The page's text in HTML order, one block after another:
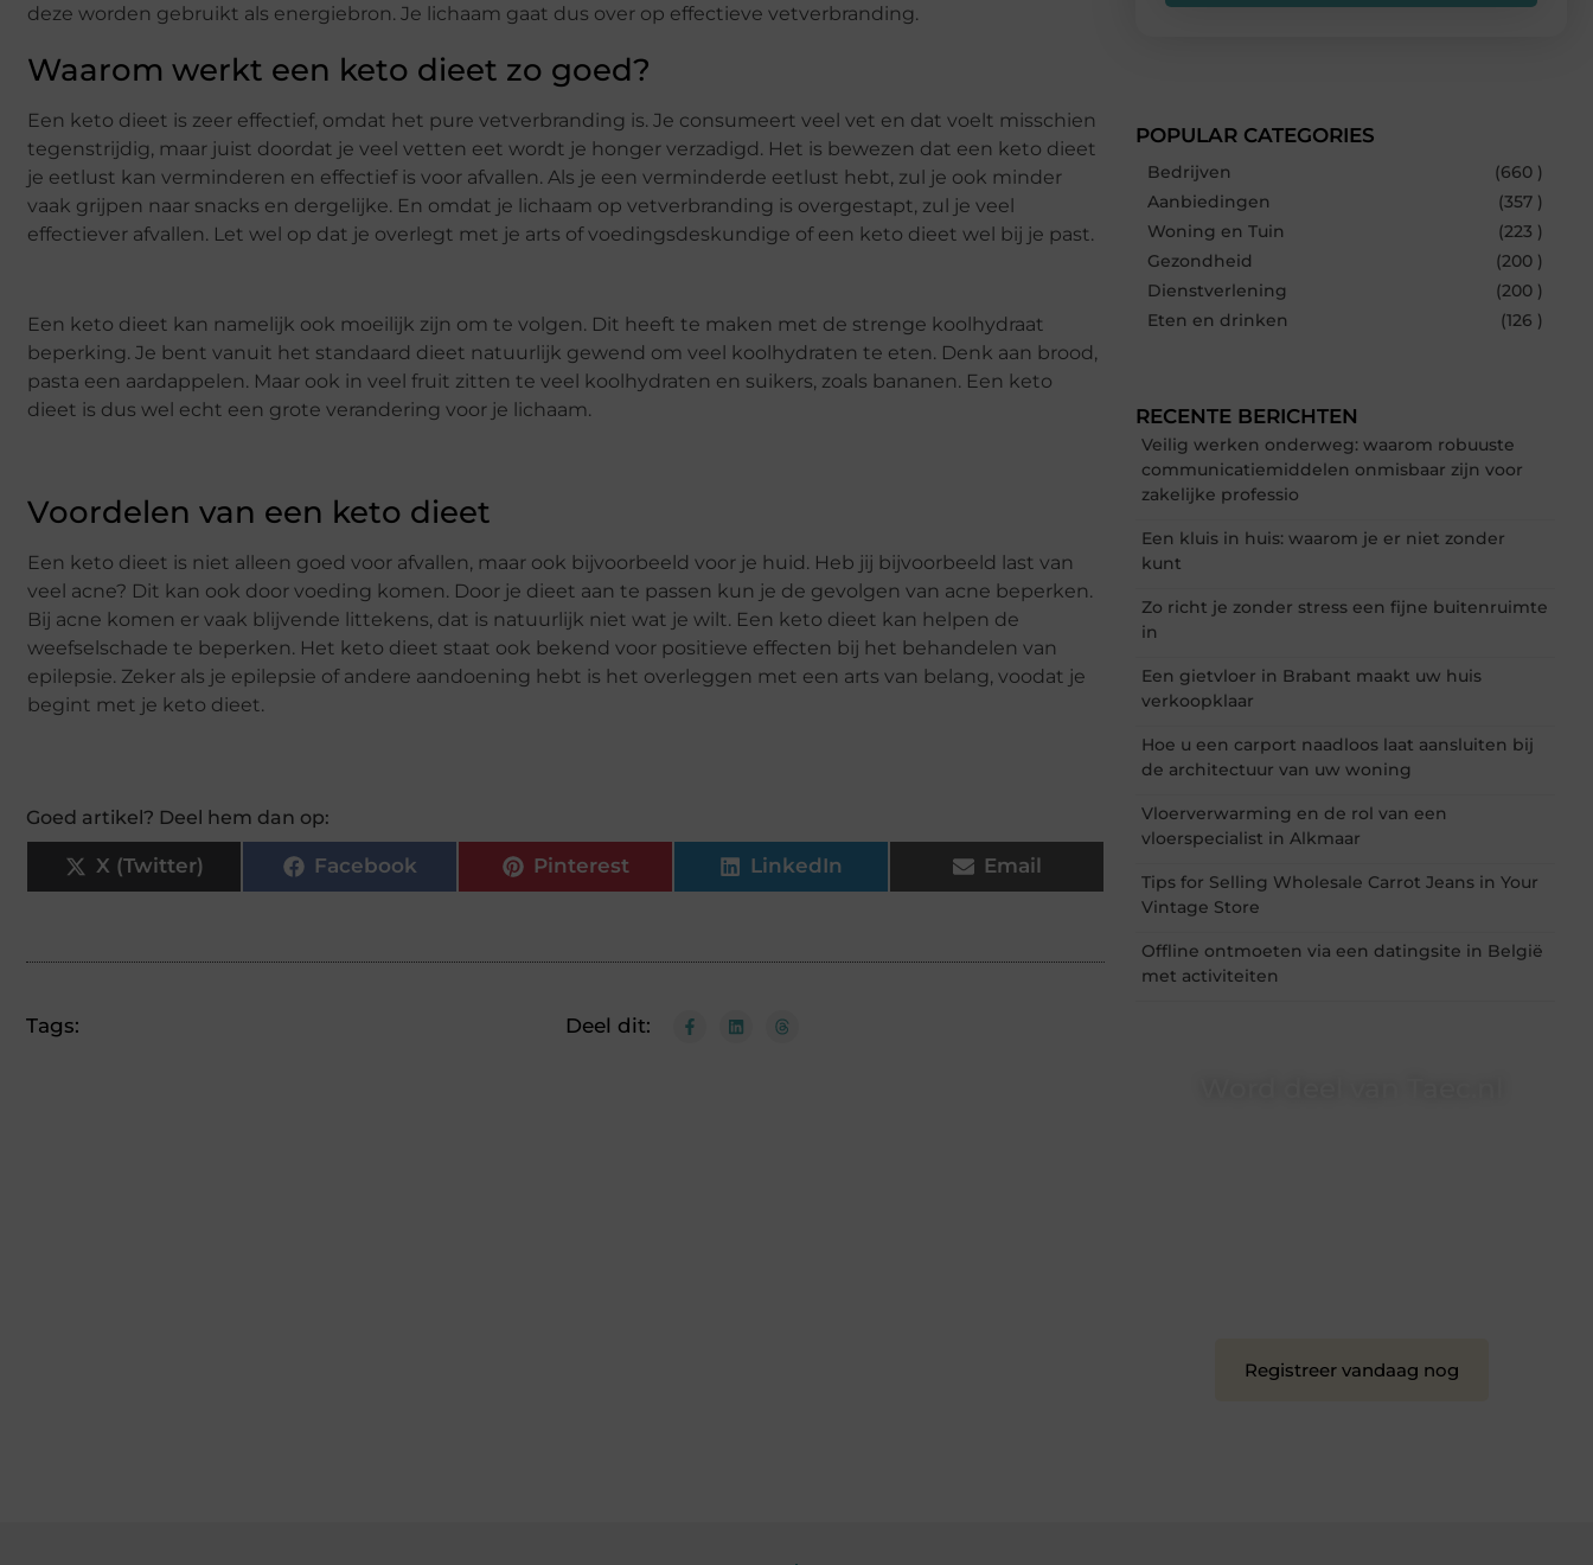
deze worden gebruikt als energiebron. Je lichaam gaat dus over op effectieve vetverbranding.
Waarom werkt een keto dieet zo goed?
Een keto dieet is zeer effectief, omdat het pure vetverbranding is. Je consumeert veel vet en dat voelt misschien
tegenstrijdig, maar juist doordat je veel vetten eet wordt je honger verzadigd. Het is bewezen dat een keto dieet
je eetlust kan verminderen en effectief is voor afvallen. Als je een verminderde eetlust hebt, zul je ook minder
vaak grijpen naar snacks en dergelijke. En omdat je lichaam op vetverbranding is overgestapt, zul je veel
effectiever afvallen. Let wel op dat je overlegt met je arts of voedingsdeskundige of een keto dieet wel bij je past.
Een keto dieet kan namelijk ook moeilijk zijn om te volgen. Dit heeft te maken met de strenge koolhydraat
beperking. Je bent vanuit het standaard dieet natuurlijk gewend om veel koolhydraten te eten. Denk aan brood,
pasta een aardappelen. Maar ook in veel fruit zitten te veel koolhydraten en suikers, zoals bananen. Een keto
dieet is dus wel echt een grote verandering voor je lichaam.
Voordelen van een keto dieet
Een keto dieet is niet alleen goed voor afvallen, maar ook bijvoorbeeld voor je huid. Heb jij bijvoorbeeld last van
veel acne? Dit kan ook door voeding komen. Door je dieet aan te passen kun je de gevolgen van acne beperken.
Bij acne komen er vaak blijvende littekens, dat is natuurlijk niet wat je wilt. Een keto dieet kan helpen de
weefselschade te beperken. Het keto dieet staat ook bekend voor positieve effecten bij het behandelen van
epilepsie. Zeker als je epilepsie of andere aandoening hebt is het overleggen met een arts van belang, voodat je
begint met je keto dieet.
Goed artikel? Deel hem dan op:
X (Twitter) Facebook Pinterest LinkedIn Email
Tags: Deel dit:
POPULAR CATEGORIES
Bedrijven
(660 )
Aanbiedingen
(357 )
Woning en Tuin
(223 )
Gezondheid
(200 )
Dienstverlening
(200 )
Eten en drinken
(126 )
RECENTE BERICHTEN
Veilig werken onderweg: waarom robuuste
communicatiemiddelen onmisbaar zijn voor
zakelijke professio
Een kluis in huis: waarom je er niet zonder
kunt
Zo richt je zonder stress een fijne buitenruimte
in
Een gietvloer in Brabant maakt uw huis
verkoopklaar
Hoe u een carport naadloos laat aansluiten bij
de architectuur van uw woning
Vloerverwarming en de rol van een
vloerspecialist in Alkmaar
Tips for Selling Wholesale Carrot Jeans in Your
Vintage Store
Offline ontmoeten via een datingsite in België
met activiteiten
Registreer vandaag nog